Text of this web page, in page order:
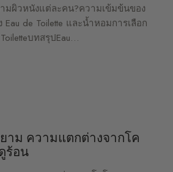
ผิวหนังแต่ละคน?ความเข้มข้นของ
Eau de Toilette และน้ำหอมการเลือก
บทสรุปEau…
าม ความแตกต่างจากโค
ร้อน